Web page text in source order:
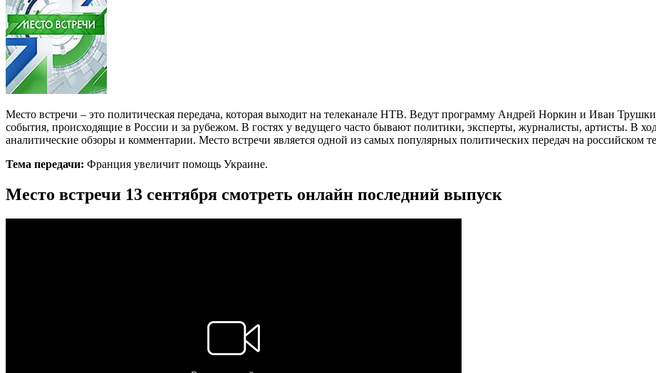
Место встречи – это политическая передача, которая выходит на телеканале НТВ. Ведут программу Андрей Норкин и Иван
события, происходящие в России и за рубежом. В гостях у ведущего часто бывают политики, эксперты, журналисты, артисты. В
аналитические обзоры и комментарии. Место встречи является одной из самых популярных политических передач на российском
Тема передачи: Франция увеличит помощь Украине.
Место встречи 13 сентября смотреть онлайн последний выпуск